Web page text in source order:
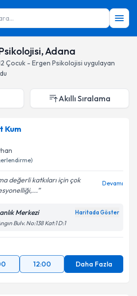
Adana
Çocuk - Ergen Psikolojisi uygulayan
Akıllı Sıralama
Kum
değerli katkıları için çok
Devamı
Merkezi Haritada Göster
Bulv. No:138 Kat:1 D:1
12:00 Daha Fazla